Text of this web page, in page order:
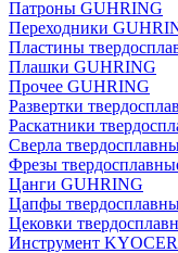
Патроны GUHRING
Переходники
Пластины
Плашки GUHRING
Прочее GUHRING
Развертки
Раскатники
Сверла
Фрезы
Цанги GUHRING
Цапфы
Цековки
Инструмент